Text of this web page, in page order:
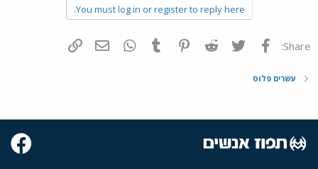
You must log in or register to reply here.
Share: פייסבוק Twitter
Reddit
Pinterest
Tumblr
WhatsAppדואר אלקטרוני
עשרים פלוס